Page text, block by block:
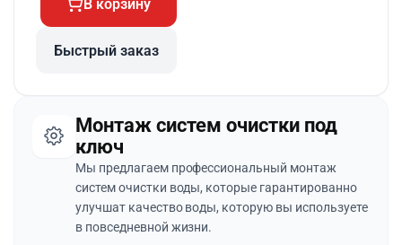
В корзину
Быстрый заказ
Монтаж систем очистки под
ключ
Мы предлагаем профессиональный монтаж
систем очистки воды, которые гарантированно
улучшат качество воды, которую вы используете
в повседневной жизни.